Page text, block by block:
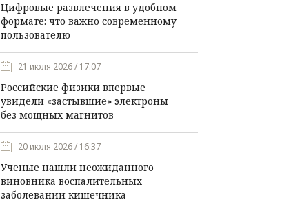
Цифровые развлечения в удобном
формате: что важно современному
пользователю
21 июля 2026 / 17:07
Российские физики впервые
увидели «застывшие» электроны
без мощных магнитов
20 июля 2026 / 16:37
Ученые нашли неожиданного
виновника воспалительных
заболеваний кишечника